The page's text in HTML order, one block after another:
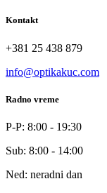
Kontakt
+381 25 438 879
info@optikakuc.com
Radno vreme
P-P: 8:00 - 19:30
Sub: 8:00 - 14:00
Ned: neradni dan